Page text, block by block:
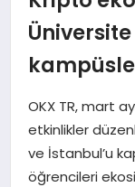
SPOR
YAŞAM
EKONOMI
SAĞLIK
OKX TR, mart
etkinlikler
ve İstanbul’u
öğrencileri